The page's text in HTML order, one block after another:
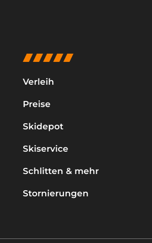
Verleih
Preise
Skidepot
Skiservice
Schlitten & mehr
Stornierungen